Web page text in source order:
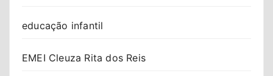
educação infantil
EMEI Cleuza Rita dos Reis